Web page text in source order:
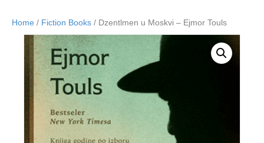
Home / Fiction Books / Dzentlmen u Moskvi – Ejmor Touls